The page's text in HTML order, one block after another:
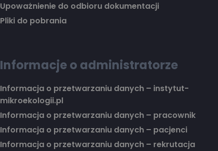
Upoważnienie do odbioru dokumentacji
Pliki do pobrania
Informacje o administratorze
Informacja o przetwarzaniu danych – instytut-
mikroekologii.pl
Informacja o przetwarzaniu danych – pracownik
Informacja o przetwarzaniu danych – pacjenci
Informacja o przetwarzaniu danych – rekrutacja